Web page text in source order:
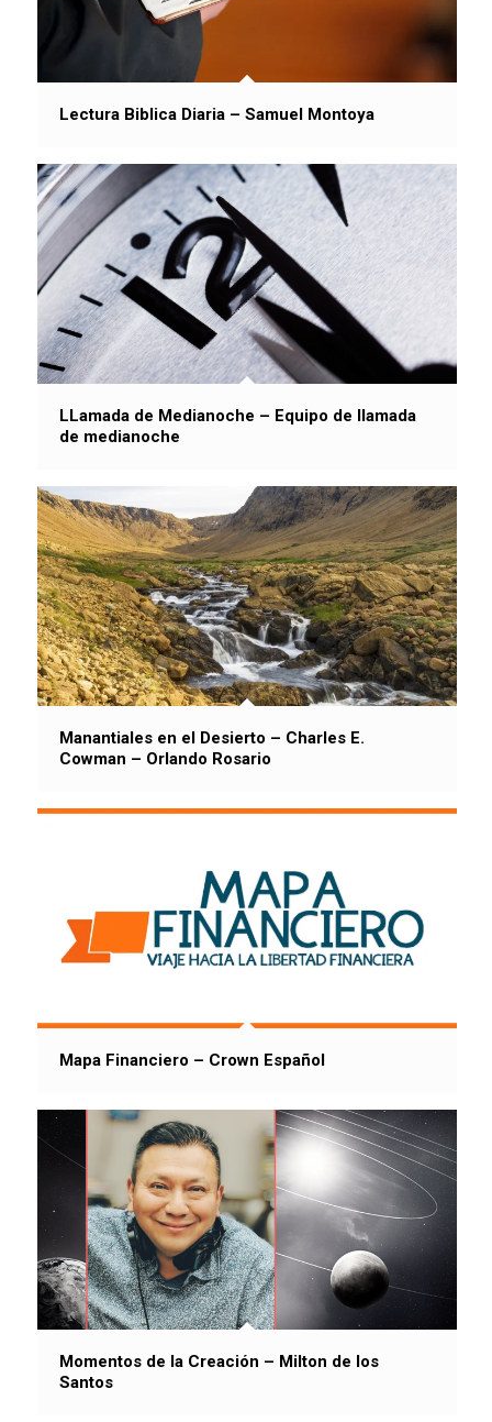
Lectura Biblica Diaria – Samuel Montoya
LLamada de Medianoche – Equipo de llamada
de medianoche
Manantiales en el Desierto – Charles E.
Cowman – Orlando Rosario
Mapa Financiero – Crown Español
Momentos de la Creación – Milton de los
Santos